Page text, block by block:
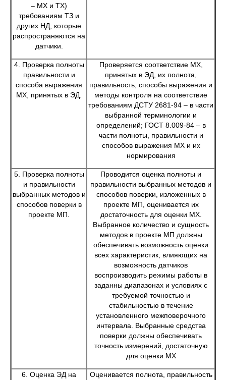
– МХ и ТХ)
требованиям ТЗ и
других НД, которые
распространяются на
датчики.
4. Проверка полноты
правильности и
способа выражения
МХ, принятых в ЭД.
Проверяется соответствие МХ,
принятых в ЭД, их полнота,
правильность, способы выражения и
методы контроля на соответствие
требованиям ДСТУ 2681-94 – в части
выбранной терминологии и
определений; ГОСТ 8.009-84 – в
части полноты, правильности и
способов выражения МХ и их
нормирования
5. Проверка полноты
и правильности
выбранных методов и
способов поверки в
проекте МП.
Проводится оценка полноты и
правильности выбранных методов и
способов поверки, изложенных в
проекте МП, оценивается их
достаточность для оценки МХ.
Выбранное количество и сущность
методов в проекте МП должны
обеспечивать возможность оценки
всех характеристик, влияющих на
возможность датчиков
воспроизводить режимы работы в
заданны диапазонах и условиях с
требуемой точностью и
стабильностью в течение
установленного межповерочного
интервала. Выбранные средства
поверки должны обеспечивать
точность измерений, достаточную
для оценки МХ
6. Оценка ЭД на
Оценивается полнота, правильность